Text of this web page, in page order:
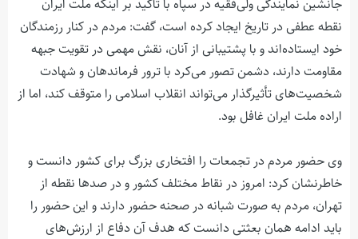
جانشین نمایندگی ولی‌فقیه در سپاه با تأکید بر اینکه ملت ایران
نقطه عطفی در تاریخ ایجاد کرده است، گفت: مردم در کنار رزمندگان
خود ایستاده‌اند و با پشتیبانی از آنان، نقش مهمی در تقویت جبهه
مقاومت دارند، دشمن تصور می‌کرد با ترور فرماندهان و شهادت
شخصیت‌های تأثیرگذار می‌تواند انقلاب اسلامی را متوقف کند، اما از
اراده ملت ایران غافل بود.
وی حضور مردم در تجمعات را افتخاری بزرگ برای کشور دانست و
خاطرنشان کرد: امروز در نقاط مختلف کشور و در صدها نقطه از
تهران، مردم به صورت شبانه در صحنه حضور دارند و این حضور را
باید ادامه همان بعثتی دانست که هدف آن دفاع از ارزش‌های